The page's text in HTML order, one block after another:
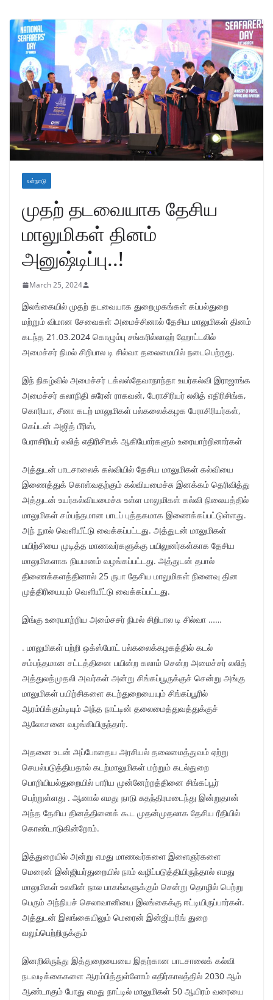
உள்நாடு
முதற் தடவையாக தேசிய
மாலுமிகள் தினம்
அனுஷ்டிப்பு..!
March 25, 2024
இலங்கையில் முதற் தடவையாக துறைமுகங்கள் கப்பல்துறை
மற்றும் விமான சேவைகள் அமைச்சினால் தேசிய மாலுமிகள் தினம்
கடந்த 21.03.2024 கொழும்பு சங்கரில்லாஹ் ஹோட்டலில்
அமைச்சர் நிமல் சிறிபால டி சில்வா தலைமையில் நடைபெற்றது.
இந் நிகழ்வில் அமைச்சர் டக்லஸ்தேவாநாந்தா உயர்கல்வி இராஜாங்க
அமைச்சர் கலாநிதி சுரேன் ராகவன், பேராசிரியர் லலித் எதிரிசிங்க,
கொரியா, சீனா கடற் மாலுமிகள் பல்கலைக்கழக பேராசிரியர்கள்,
கெப்டன் அஜித் பீரிஸ்,
பேராசிரியர் லலித் எதிரிசிஙக் ஆகியோர்களும் உரையாற்றினார்கள்
அத்துடன் பாடசாலைக் கல்வியில் தேசிய மாலுமிகள் கல்வியை
இணைத்துக் கொள்வதற்கும் கல்வியமைச்சு இனக்கம் தெரிவித்து
அத்துடன் உயர்கல்வியமைச்சு உள்ள மாலுமிகள் கல்வி நிலையத்தில்
மாலுமிகள் சம்பந்தமான பாடப் புத்தகமாக இணைக்கப்பட்டுள்ளது.
அந் நுால் வெளியீட்டு வைக்கப்பட்டது. அத்துடன் மாலுமிகள்
பயிற்சியை முடித்த மாணவர்களுக்கு பயிலுனர்கள்காக தேசிய
மாலுமிகளாக நியமனம் வழங்கப்பட்டது. அத்துடன் தபால்
திணைக்களத்தினால் 25 ருபா தேசிய மாலுமிகள் நினைவு தின
முத்திரியையும் வெளியீட்டு வைக்கப்பட்டது.
இங்கு உரையாற்றிய அமை்சசர் நிமல் சிறிபால டி சில்வா ……
. மாலுமிகள் பற்றி ஒக்ஸ்போட் பல்கலைக்கழகத்தில் கடல்
சம்பந்தமான சட்டத்தினை பயின்ற கலாம் சென்ற அமைச்சர் லலித்
அத்துலத்முதலி அவர்கள் அன்று சிங்கப்பூருக்குச் சென்று அங்கு
மாலுமிகள் பயிற்சிகளை கடற்துறையையும் சிங்கப்பூரில்
ஆரம்பிக்கும்டியும் அந்த நாட்டின் தலைமைத்துவத்துக்குச்
ஆலோசனை வழங்கியிருந்தார்.
அதனை உடன் அப்போதைய அரசியல் தலைமைத்துவம் ஏற்று
செயல்படுத்தியதால் கடற்மாலுமிகள் மற்றும் கடல்துறை
பொறியியல்துறையில் பாரிய முன்னேற்றத்தினை சிங்கப்பூர்
பெற்றுள்ளது . ஆனால் எமது நாடு சுதந்திரமடைந்து இன்றுதான்
அந்த தேசிய தினத்தினைக் கூட முதன்முதலாக தேசிய ரீதியில்
கொண்டாடுகின்றோம்.
இத்துறையில் அன்று எமது மாணவர்களை இளைஞர்களை
மெரைன் இன்ஜியர்துறையில் நாம் வழிப்படுத்தியிருந்தால் எமது
மாலுமிகள் உலகின் நால பாகங்களுக்கும் சென்று தொழில் பெற்று
பெரும் அந்நியச் செலாவானியை இலங்கைக்கு ஈட்டியிருப்பார்கள்.
அத்துடன் இலங்கையிலும் மெரைன் இன்ஜியரிங் துறை
வலுப்பெற்றிருக்கும்
இனறிலிருந்து இத்துறையையை இதற்கான பாடசாலைக் கல்வி
நடவடிக்கைகளை ஆரம்பித்துள்ளோம் எதிர்காலத்தில் 2030 ஆம்
ஆண்டாகும் போது எமது நாட்டில் மாலுமிகள் 50 ஆயிரம் வரையை